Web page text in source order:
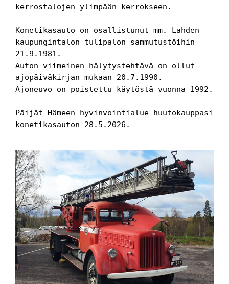
kerrostalojen ylimpään kerrokseen.
Konetikasauto on osallistunut mm. Lahden
kaupungintalon tulipalon sammutustöihin
21.9.1981.
Auton viimeinen hälytystehtävä on ollut
ajopäiväkirjan mukaan 20.7.1990.
Ajoneuvo on poistettu käytöstä vuonna 1992.
konetikasauton 28.5.2026.